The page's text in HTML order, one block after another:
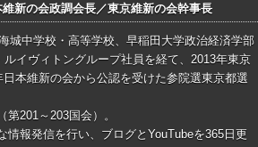
新の会政調会長／東京維新の会幹事長
城中学校・高等学校、早稲田大学政治経済学部
イヴィトングループ社員を経て、2013年東京
本維新の会から公認を受けた参院選東京都選
201～203国会）。
情報発信を行い、ブログとYouTubeを365日更